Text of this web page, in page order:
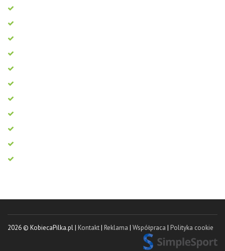
2026 © KobiecaPilka.pl | Kontakt| Reklama | Współpraca | Polityka cookie